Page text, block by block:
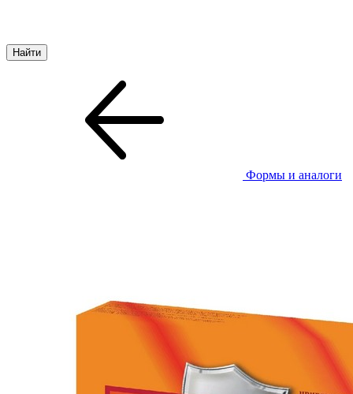
Формы и аналоги